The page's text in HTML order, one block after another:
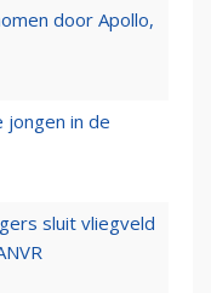
door Apollo,
jongen in de
sluit vliegveld